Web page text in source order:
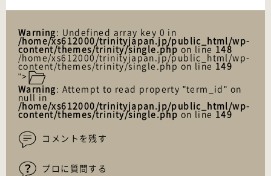
Warning: Undefined array key 0 in
/home/xs612000/trinityjapan.jp/public_html/wp-
content/themes/trinity/single.phpon line148
/home/xs612000/trinityjapan.jp/public_html/wp-
content/themes/trinity/single.php on line149
">
Warning: Attempt to read property "term_id" on
null in
/home/xs612000/trinityjapan.jp/public_html/wp-
content/themes/trinity/single.phpon line149
コメントを残す
プロに質問する